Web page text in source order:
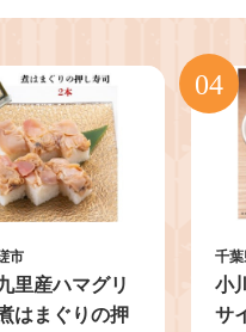
市
里産ハマグリ
はまぐりの押
千
小
サ